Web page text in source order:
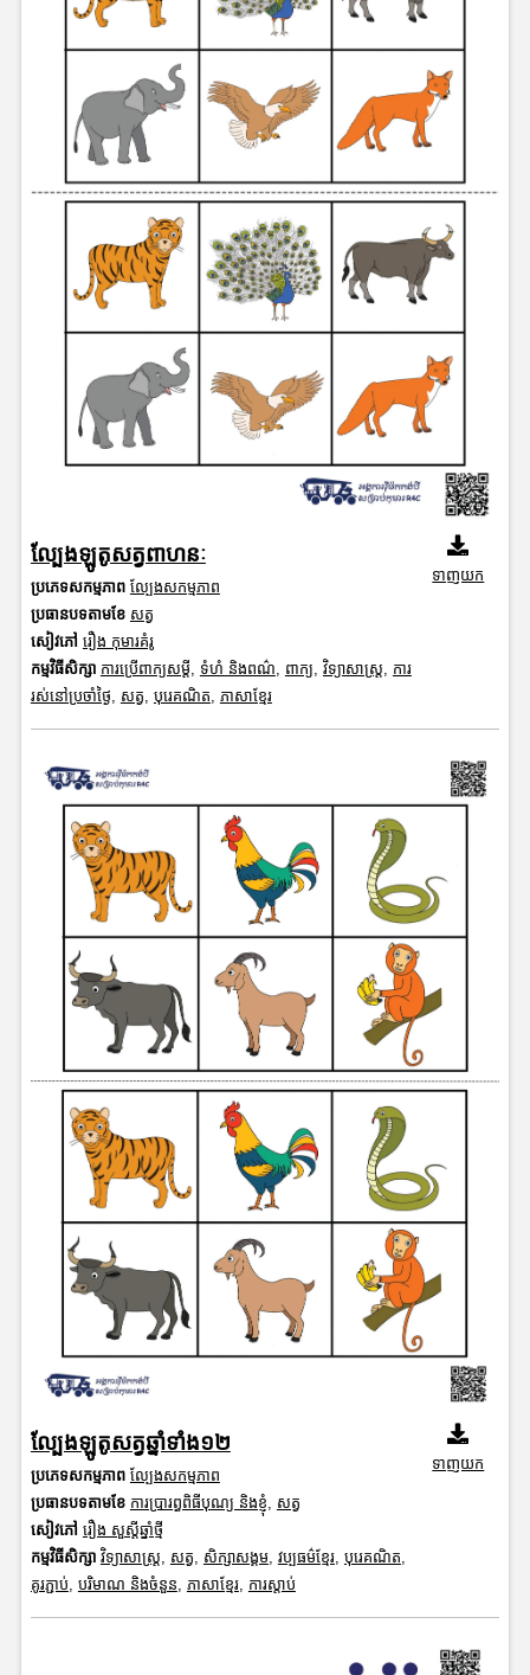
ល្បែងឡូតូសត្វពាហនៈ
ប្រភេទសកម្មភាព ល្បែងសកម្មភាព
ប្រធានបទតាមខែ សត្វ
សៀវភៅ រឿង កុមារគំរូ
កម្មវិធីសិក្សា ការប្រើពាក្យសម្តី, ទំហំ និងពណ៌ ពាក្យ វិទ្យាសាស្រ្ត
ការ
រស់នៅប្រចាំថ្ងៃ
សត្វ បុរេគណិត ភាសាខ្មែរ
ទាញយក
ល្បែងឡូតូសត្វឆ្នាំទាំង១២
ប្រភេទសកម្មភាព ល្បែងសកម្មភាព
ប្រធានបទតាមខែ ការប្រារព្ធពិធីបុណ្យ និងខ្ញុំ, សត្វ
សៀវភៅ រឿង សួស្តីឆ្នាំថ្មី
កម្មវិធីសិក្សា វិទ្យាសាស្រ្ត, សត្វ, សិក្សាសង្គម, វប្បធម៌ខ្មែរ, បុរេគណិត,
គូរភ្ជាប់, បរិមាណ និងចំនួន, ភាសាខ្មែរ, ការស្តាប់
ទាញយក